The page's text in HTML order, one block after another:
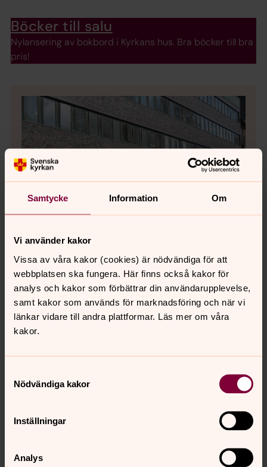
Samtycke Information Om
Vi använder kakor
Vissa av våra kakor (cookies) är nödvändiga för att
webbplatsen ska fungera. Här finns också kakor för
analys och kakor som förbättrar din användarupplevelse,
samt kakor som används för marknadsföring och när vi
länkar vidare till andra plattformar. Läs mer om våra
kakor.
Nödvändiga kakor
Inställningar
Analys
Böcker till salu
Nylansering av bokbord i Kyrkans hus. Bra böcker till bra
pris!
Bild 1 av 8
Entrén till Kyrkans hus på Skytteholmsvägen 14.
I